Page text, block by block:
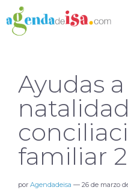
Ayudas a
familiar
por Agendadeisa — 26 de marzo